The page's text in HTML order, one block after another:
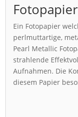
Ein Fotopapier
perlmuttartige,
Pearl Metallic
strahlende
Aufnahmen. Die
diesem Papier